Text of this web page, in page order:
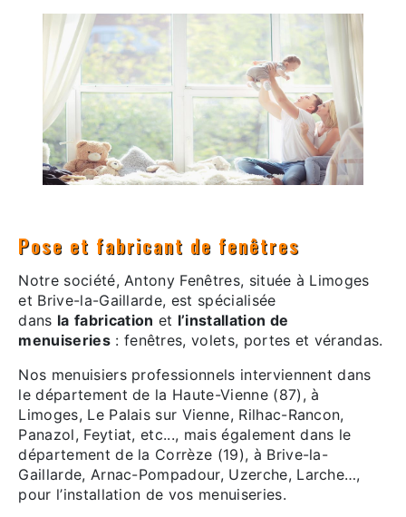
Pose et fabricant de fenêtres
Notre société, Antony Fenêtres, située à Limoges
et Brive-la-Gaillarde, est spécialisée
dans la fabrication et l’installation de
menuiseries: fenêtres, volets, portes et vérandas.
Nos menuisiers professionnels interviennent dans
le département de la Haute-Vienne (87), à
Limoges, Le Palais sur Vienne, Rilhac-Rancon,
Panazol, Feytiat, etc..., mais également dans le
département de la Corrèze (19), à Brive-la-
Gaillarde, Arnac-Pompadour, Uzerche, Larche…,
pour l’installation de vos menuiseries.